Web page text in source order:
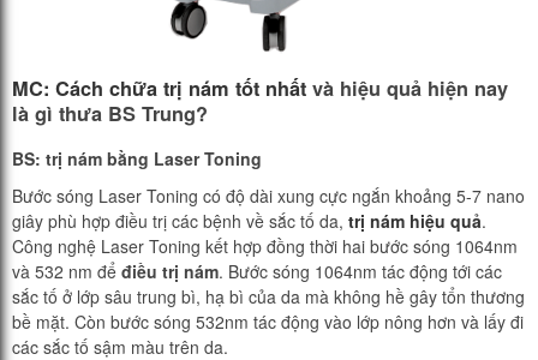
MC: Cách chữa trị nám tốt nhất và hiệu quả hiện nay
là gì thưa BS Trung?
BS: trị nám bằng Laser Toning
Bước sóng Laser Toning có độ dài xung cực ngắn khoảng 5-7 nano
giây phù hợp điều trị các bệnh về sắc tố da, trị nám hiệu quả.
Công nghệ Laser Toning kết hợp đồng thời hai bước sóng 1064nm
và 532 nm để điều trị nám. Bước sóng 1064nm tác động tới các
sắc tố ở lớp sâu trung bì, hạ bì của da mà không hề gây tổn thương
bề mặt. Còn bước sóng 532nm tác động vào lớp nông hơn và lấy đi
các sắc tố sậm màu trên da.